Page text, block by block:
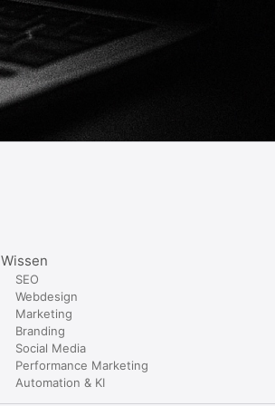
Wissen
SEO
Webdesign
Marketing
Branding
Social Media
Performance Marketing
Automation & KI